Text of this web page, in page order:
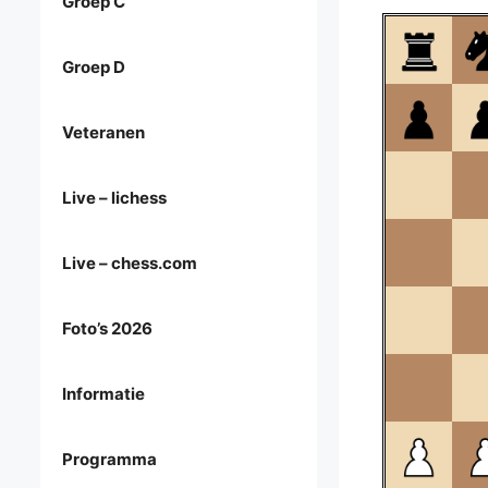
Groep D
Veteranen
Live – lichess
Live – chess.com
Foto’s 2026
Informatie
Programma